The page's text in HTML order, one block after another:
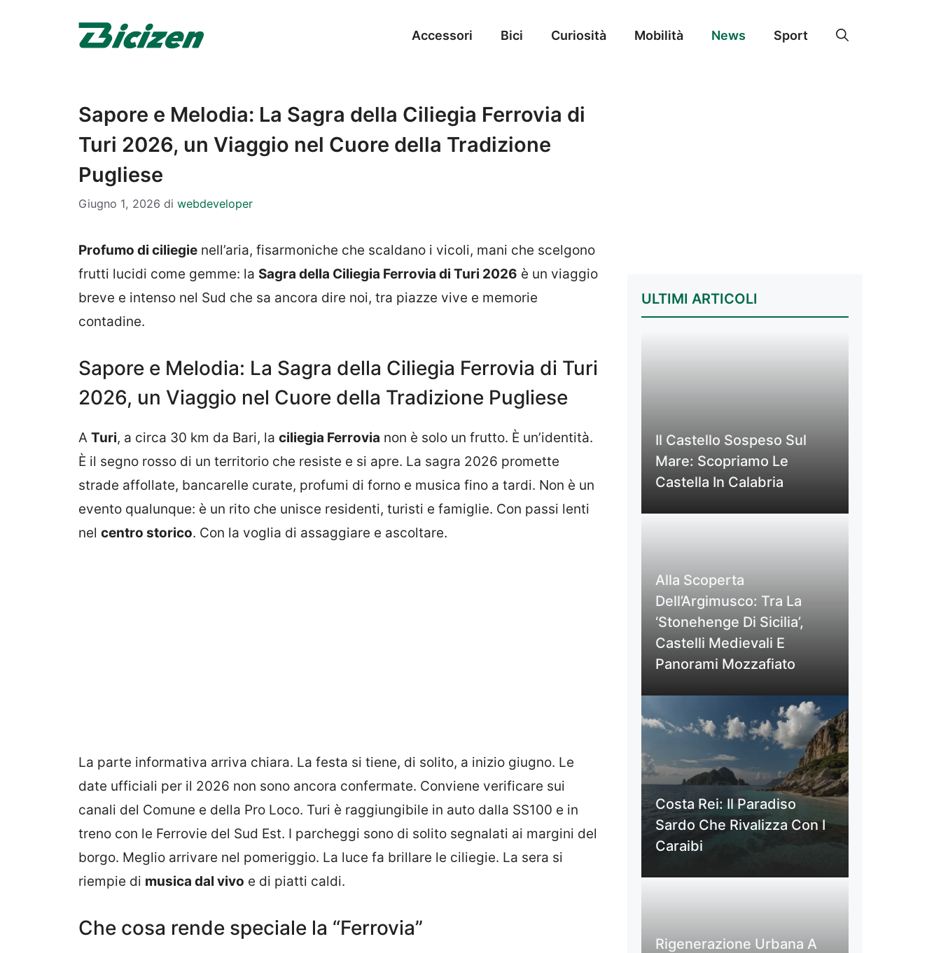
Accessori Bici Curiosità Mobilità News Sport
Sapore e Melodia: La Sagra della Ciliegia Ferrovia di
Turi 2026, un Viaggio nel Cuore della Tradizione
Pugliese
Giugno 1, 2026 di webdeveloper
Profumo di ciliegie nell’aria, fisarmoniche che scaldano i vicoli, mani che scelgono
frutti lucidi come gemme: la Sagra della Ciliegia Ferrovia di Turi 2026 è un viaggio
breve e intenso nel Sud che sa ancora dire noi, tra piazze vive e memorie
contadine.
Sapore e Melodia: La Sagra della Ciliegia Ferrovia di Turi
2026, un Viaggio nel Cuore della Tradizione Pugliese
A Turi, a circa 30 km da Bari, la ciliegia Ferrovia non è solo un frutto. È un’identità.
È il segno rosso di un territorio che resiste e si apre. La sagra 2026 promette
strade affollate, bancarelle curate, profumi di forno e musica fino a tardi. Non è un
evento qualunque: è un rito che unisce residenti, turisti e famiglie. Con passi lenti
nel centro storico. Con la voglia di assaggiare e ascoltare.
La parte informativa arriva chiara. La festa si tiene, di solito, a inizio giugno. Le
date ufficiali per il 2026 non sono ancora confermate. Conviene verificare sui
canali del Comune e della Pro Loco. Turi è raggiungibile in auto dalla SS100 e in
treno con le Ferrovie del Sud Est. I parcheggi sono di solito segnalati ai margini del
borgo. Meglio arrivare nel pomeriggio. La luce fa brillare le ciliegie. La sera si
riempie di musica dal vivo e di piatti caldi.
Che cosa rende speciale la “Ferrovia”
ULTIMI ARTICOLI
Il Castello Sospeso Sul
Mare: Scopriamo Le
Castella In Calabria
Alla Scoperta
Dell’Argimusco: Tra La
‘Stonehenge Di Sicilia’,
Castelli Medievali E
Panorami Mozzafiato
Costa Rei: Il Paradiso
Sardo Che Rivalizza Con I
Caraibi
Rigenerazione Urbana A